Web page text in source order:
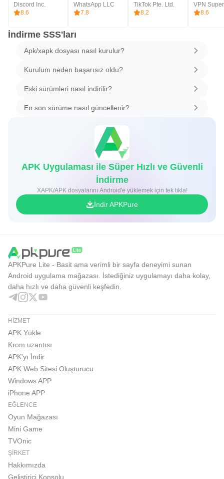
Discord Inc.
8.6
WhatsApp LLC
7.8
TikTok Pte. Ltd.
8.2
VPN
8.6
İndirme SSS'ları
Apk/xapk dosyası nasıl kurulur?
Kurulum neden başarısız oldu?
Eski sürümleri nasıl indirilir?
En son sürüme nasıl güncellenir?
APK Uygulaması ile Süper Hızlı ve Güvenli
İndirme
XAPK/APK dosyalarını Android'e yüklemek için tek tıkla!
İndir APKPure
APKPure Lite - Basit ama verimli bir sayfa deneyimi sunan
Android uygulama mağazası. İstediğiniz uygulamayı daha kolay,
daha hızlı ve daha güvenli keşfedin.
HIZMET
APK Yükle
Krom uzantısı
APK'yı İndir
APK Web Sitesi Oluşturucu
Windows APP
iPhone APP
EĞLENCE
Oyun Mağazası
Mini Game
TVOnic
ŞIRKET
Hakkımızda
Geliştirici Konsolu